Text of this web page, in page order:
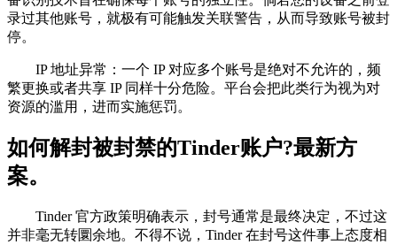
录过其他账号，就极有可能触发关联警告，从而导致账号被封
停。
IP 地址异常：一个 IP 对应多个账号是绝对不允许的，频
繁更换或者共享 IP 同样十分危险。平台会把此类行为视为对
资源的滥用，进而实施惩罚。
如何解封被封禁的Tinder账户?最新方
案。
Tinder 官方政策明确表示，封号通常是最终决定，不过这
并非毫无转圜余地。不得不说，Tinder 在封号这件事上态度相